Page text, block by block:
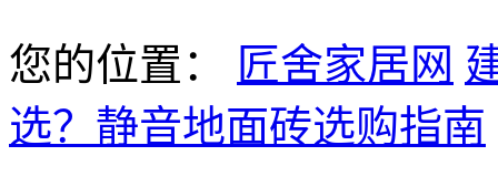
您的位置： 匠舍家居网
选？静音地面砖选购指南